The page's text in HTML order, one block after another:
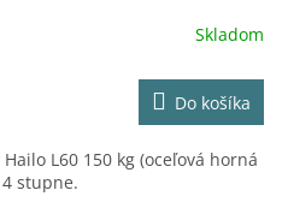
A
R
M
O
Skladom
Do košíka
L60 150 kg (oceľová horná
stupne.